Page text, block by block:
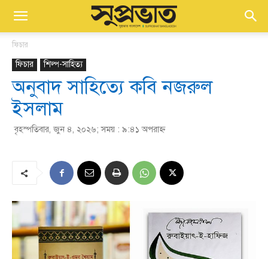
ফিচার
ফিচার শিল্প-সাহিত্য
অনুবাদ সাহিত্যে কবি নজরুল
ইসলাম
বৃহস্পতিবার, জুন ৪, ২০২৬; সময় : ৯:৪১ অপরাহ্ণ